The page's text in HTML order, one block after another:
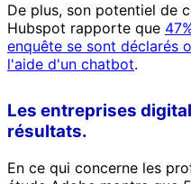
De plus, son potentiel de
Hubspot rapporte que
enquête se sont déclarés
l'aide d'un chatbot.
Les entreprises
résultats.
En ce qui concerne les